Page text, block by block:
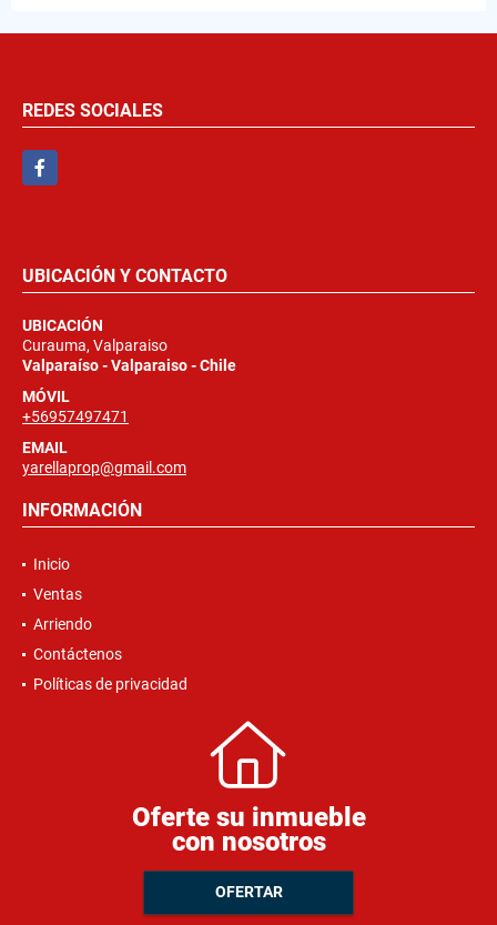
REDES SOCIALES
Facebook
UBICACIÓN Y CONTACTO
UBICACIÓN
Curauma, Valparaiso
Valparaíso - Valparaiso - Chile
MÓVIL
+56957497471
EMAIL
yarellaprop@gmail.com
INFORMACIÓN
Inicio
Ventas
Arriendo
Contáctenos
Políticas de privacidad
Oferte su inmueble
con nosotros
OFERTAR